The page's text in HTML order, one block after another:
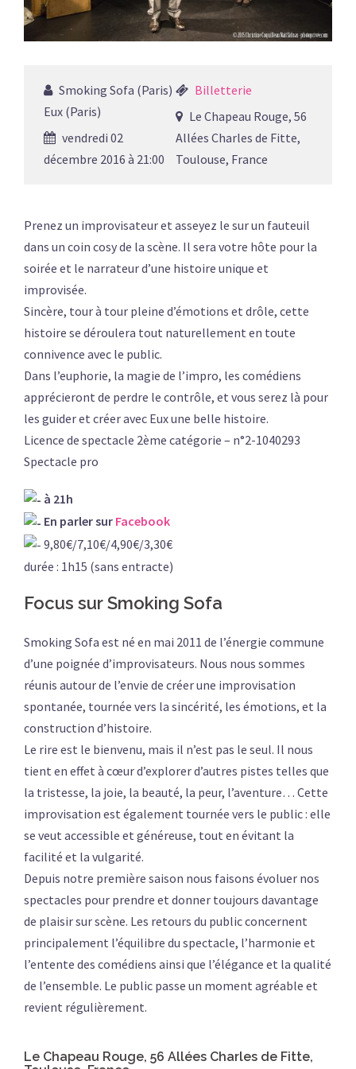
Smoking Sofa (Paris)
Eux (Paris)
vendredi 02
décembre 2016 à 21:00
Billetterie
Le Chapeau Rouge, 56
Allées Charles de Fitte,
Toulouse, France
Prenez un improvisateur et asseyez le sur un fauteuil
dans un coin cosy de la scène. Il sera votre hôte pour la
soirée et le narrateur d’une histoire unique et
improvisée.
Sincère, tour à tour pleine d’émotions et drôle, cette
histoire se déroulera tout naturellement en toute
connivence avec le public.
Dans l’euphorie, la magie de l’impro, les comédiens
apprécieront de perdre le contrôle, et vous serez là pour
les guider et créer avec Eux une belle histoire.
Licence de spectacle 2ème catégorie – n°2-1040293
Spectacle pro
à 21h
En parler sur Facebook
9,80€/7,10€/4,90€/3,30€
durée : 1h15 (sans entracte)
Focus sur Smoking Sofa
Smoking Sofa est né en mai 2011 de l’énergie commune
d’une poignée d’improvisateurs. Nous nous sommes
réunis autour de l’envie de créer une improvisation
spontanée, tournée vers la sincérité, les émotions, et la
construction d’histoire.
Le rire est le bienvenu, mais il n’est pas le seul. Il nous
tient en effet à cœur d’explorer d’autres pistes telles que
la tristesse, la joie, la beauté, la peur, l’aventure… Cette
improvisation est également tournée vers le public : elle
se veut accessible et généreuse, tout en évitant la
facilité et la vulgarité.
Depuis notre première saison nous faisons évoluer nos
spectacles pour prendre et donner toujours davantage
de plaisir sur scène. Les retours du public concernent
principalement l’équilibre du spectacle, l’harmonie et
l’entente des comédiens ainsi que l’élégance et la qualité
de l’ensemble. Le public passe un moment agréable et
revient régulièrement.
Le Chapeau Rouge, 56 Allées Charles de Fitte,